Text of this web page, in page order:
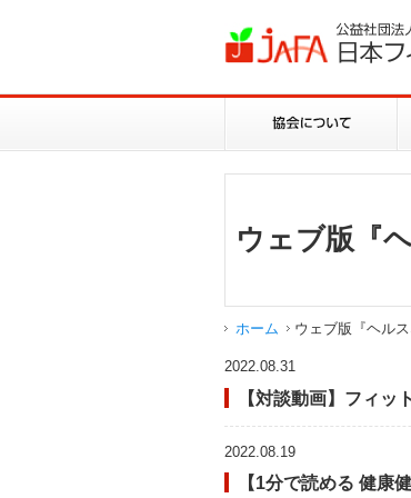
ウェブ版『
ホーム ウェブ版『ヘルス
2022.08.31
【対談動画】フィッ
2022.08.19
【1分で読める 健康